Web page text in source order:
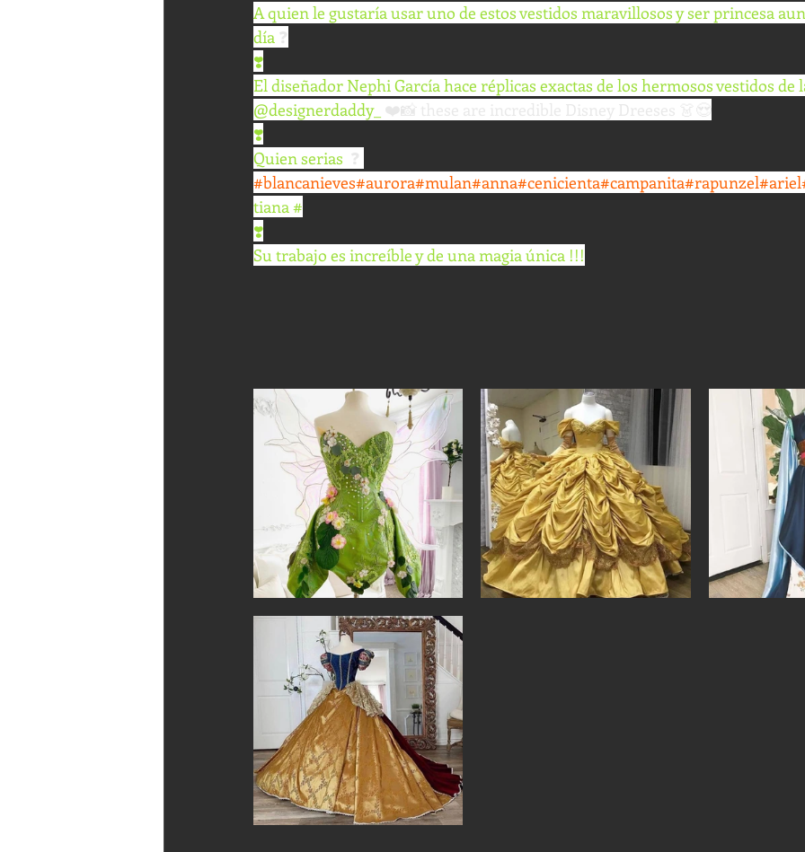
A quien le gustaría usar uno de estos vestidos maravillosos y ser princesa
día
❣️
El diseñador Nephi García hace réplicas exactas de los hermosos vestidos de
@designerdaddy_
❣️
Quien serias
#blancanieves#aurora#mulan#anna#cenicienta#campanita#rapunzel#ariel
tiana #
❣️
Su trabajo es increíble y de una magia única !!!